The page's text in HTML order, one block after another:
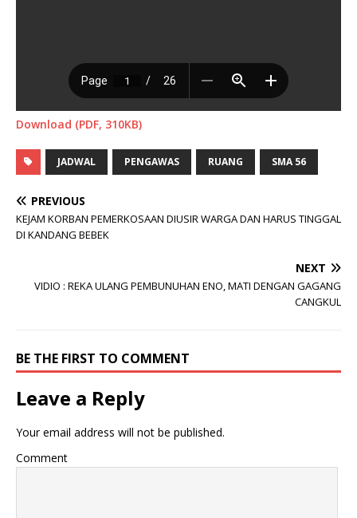
Download (PDF, 310KB)
JADWAL PENGAWAS RUANG SMA 56
PREVIOUS
KEJAM KORBAN PEMERKOSAAN DIUSIR WARGA DAN HARUS TINGGAL
DI KANDANG BEBEK
NEXT
VIDIO : REKA ULANG PEMBUNUHAN ENO, MATI DENGAN GAGANG
CANGKUL
BE THE FIRST TO COMMENT
Leave a Reply
Your email address will not be published.
Comment